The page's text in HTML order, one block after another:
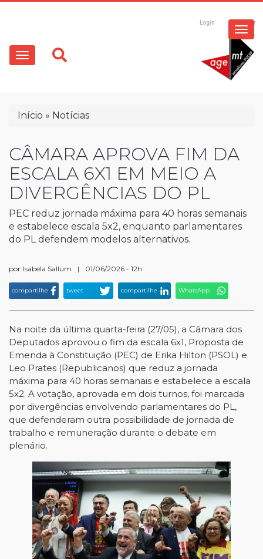
conteúdo
principal
Login Registrar
Main
navigation
Trilha
navegação
Início Notícias
CÂMARA APROVA FIM DA
ESCALA 6X1 EM MEIO A
DIVERGÊNCIAS DO PL
PEC reduz jornada máxima para 40 horas semanais
e estabelece escala 5x2, enquanto parlamentares
do PL defendem modelos alternativos.
por Isabela Sallum | 01/06/2026 - 12h
compartilhe tweet compartilhe WhatsApp
Na noite da última quarta-feira (27/05), a Câmara dos
Deputados aprovou o fim da escala 6x1, Proposta de
Emenda à Constituição (PEC) de Erika Hilton (PSOL) e
Leo Prates (Republicanos) que reduz a jornada
máxima para 40 horas semanais e estabelece a escala
5x2. A votação, aprovada em dois turnos, foi marcada
por divergências envolvendo parlamentares do PL,
que defenderam outra possibilidade de jornada de
trabalho e remuneração durante o debate em
plenário.